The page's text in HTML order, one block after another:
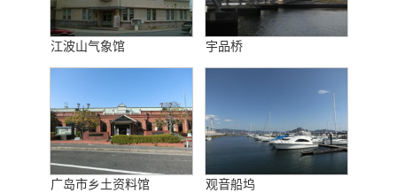
江波山气象馆 宇品桥
广岛市乡土资料馆 观音船坞